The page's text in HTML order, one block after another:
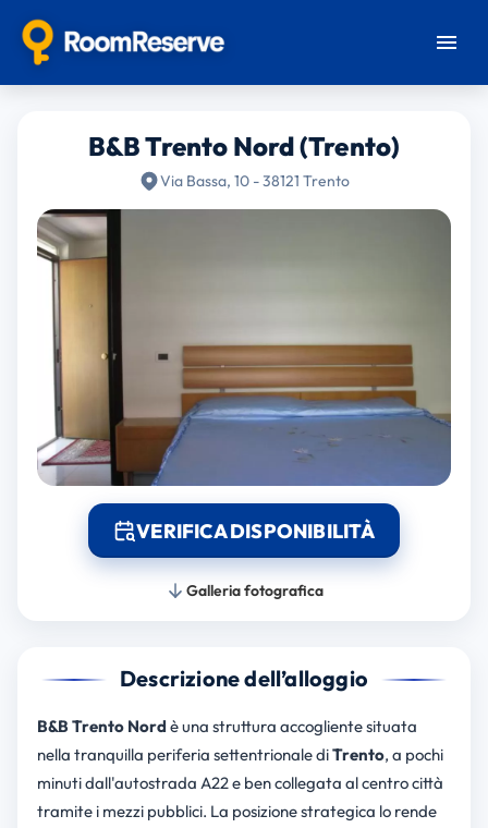
B&B Trento Nord (Trento)
Via Bassa, 10 - 38121 Trento
VERIFICA DISPONIBILITÀ
Galleria fotografica
Descrizione dell’alloggio
B&B Trento Nordè una struttura accogliente situata
nella tranquilla periferia settentrionale diTrento, a pochi
minuti dall'autostrada A22 e ben collegata al centro città
tramite i mezzi pubblici. La posizione strategica lo rende